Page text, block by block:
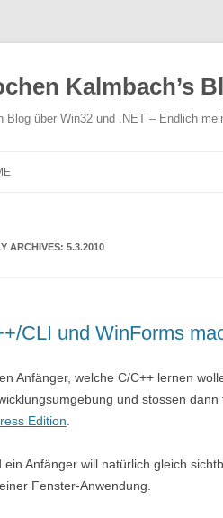
Kalmbach’s
Blog über Win32 und .NET – Endlich
ARCHIVES: 5.3.2010
CLI und WinForms
Anfänger, welche C/C++ lernen
und stossen
Edition
ein Anfänger will natürlich gleich
Fenster-Anwendung.